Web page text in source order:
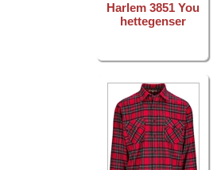
Harlem 3851 You
hettegenser